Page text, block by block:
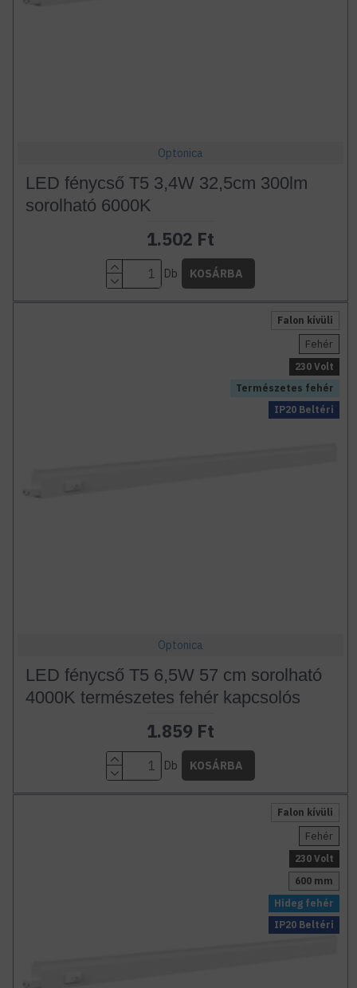
Optonica
LED fénycső T5 3,4W 32,5cm 300lm
sorolható 6000K
1.502 Ft
Db KOSÁRBA
Természetes fehér
Falon kívüli
IP20 Beltéri
Fehér
230 Volt
Optonica
LED fénycső T5 6,5W 57 cm sorolható
4000K természetes fehér kapcsolós
1.859 Ft
Db KOSÁRBA
Hideg fehér
Falon kívüli
IP20 Beltéri
Fehér
230 Volt
600 mm